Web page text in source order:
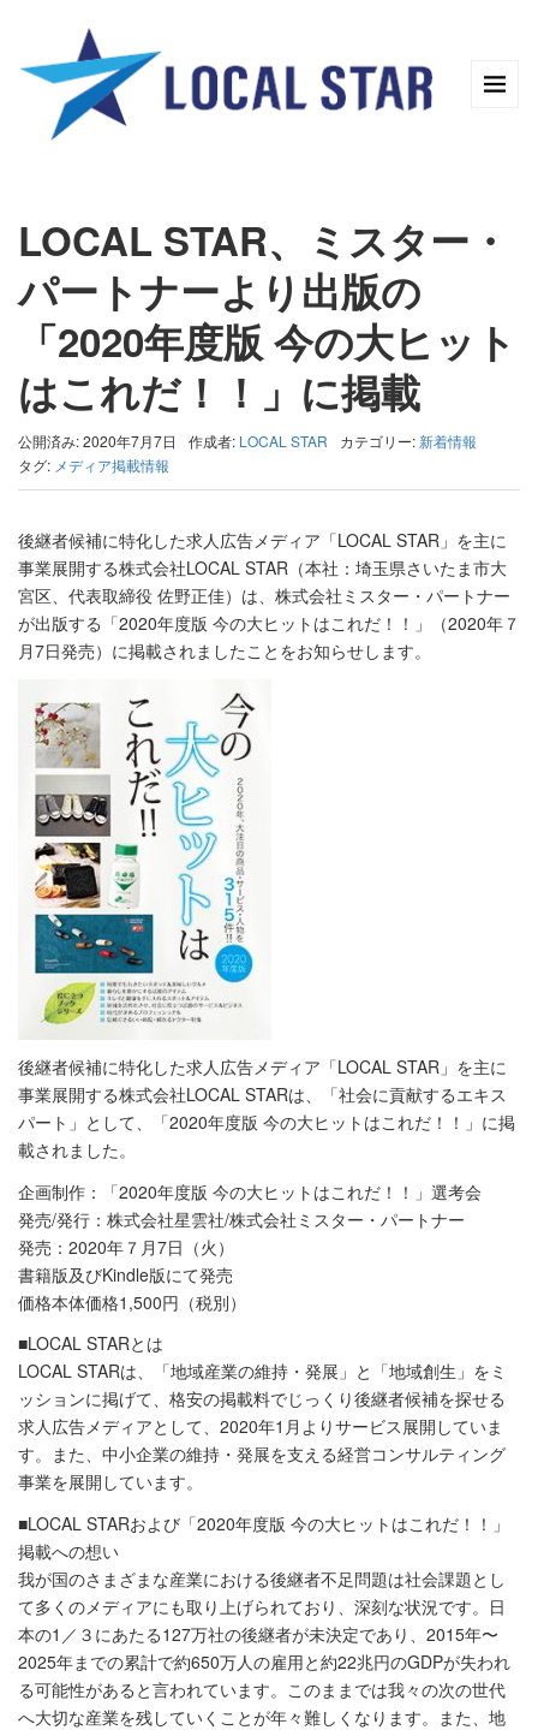
LOCAL STAR、ミスター・
パートナーより出版の
「2020年度版 今の大ヒット
はこれだ！！」に掲載
公開済み: 2020年7月7日 作成者: LOCAL STAR カテゴリー:新着情報
タグ: メディア掲載情報
後継者候補に特化した求人広告メディア「LOCAL STAR」を主に
事業展開する株式会社LOCAL STAR（本社：埼玉県さいたま市大
宮区、代表取締役 佐野正佳）は、株式会社ミスター・パートナー
が出版する「2020年度版 今の大ヒットはこれだ！！」（2020年７
月7日発売）に掲載されましたことをお知らせします。
後継者候補に特化した求人広告メディア「LOCAL STAR」を主に
事業展開する株式会社LOCAL STARは、「社会に貢献するエキス
パート」として、「2020年度版 今の大ヒットはこれだ！！」に掲
載されました。
企画制作：「2020年度版 今の大ヒットはこれだ！！」選考会
発売/発行：株式会社星雲社/株式会社ミスター・パートナー
発売：2020年７月7日（火）
書籍版及びKindle版にて発売
価格本体価格1,500円（税別）
■LOCAL STARとは
LOCAL STARは、「地域産業の維持・発展」と「地域創⽣」をミ
ッションに掲げて、格安の掲載料でじっくり後継者候補を探せる
求⼈広告メディアとして、2020年1月よりサービス展開していま
す。また、中小企業の維持・発展を支える経営コンサルティング
事業を展開しています。
■LOCAL STARおよび「2020年度版 今の大ヒットはこれだ！！」
掲載への想い
我が国のさまざまな産業における後継者不⾜問題は社会課題とし
て多くのメディアにも取り上げられており、深刻な状況です。⽇
本の1／３にあたる127万社の後継者が未決定であり、2015年〜
2025年までの累計で約650万⼈の雇⽤と約22兆円のGDPが失われ
る可能性があると⾔われています。このままでは我々の次の世代
へ⼤切な産業を残していくことが年々難しくなります。また、地